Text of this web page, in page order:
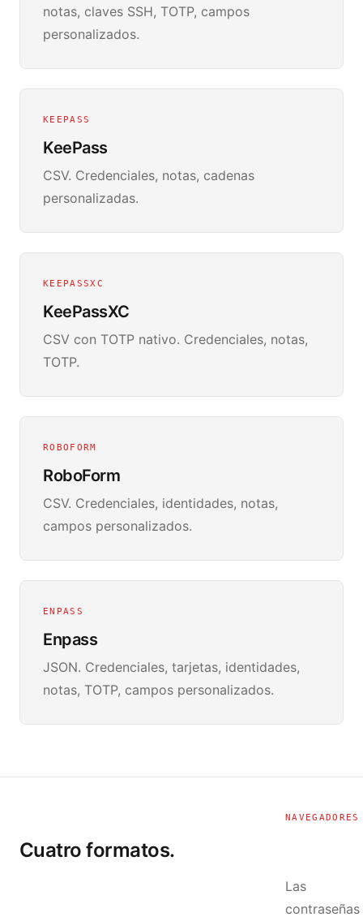
notas, claves SSH, TOTP, campos
personalizados.
KEEPASS
KeePass
CSV. Credenciales, notas, cadenas
personalizadas.
KEEPASSXC
KeePassXC
CSV con TOTP nativo. Credenciales, notas,
TOTP.
ROBOFORM
RoboForm
CSV. Credenciales, identidades, notas,
campos personalizados.
ENPASS
Enpass
JSON. Credenciales, tarjetas, identidades,
notas, TOTP, campos personalizados.
NAVEGADORES
Cuatro formatos.
Las
contraseñas